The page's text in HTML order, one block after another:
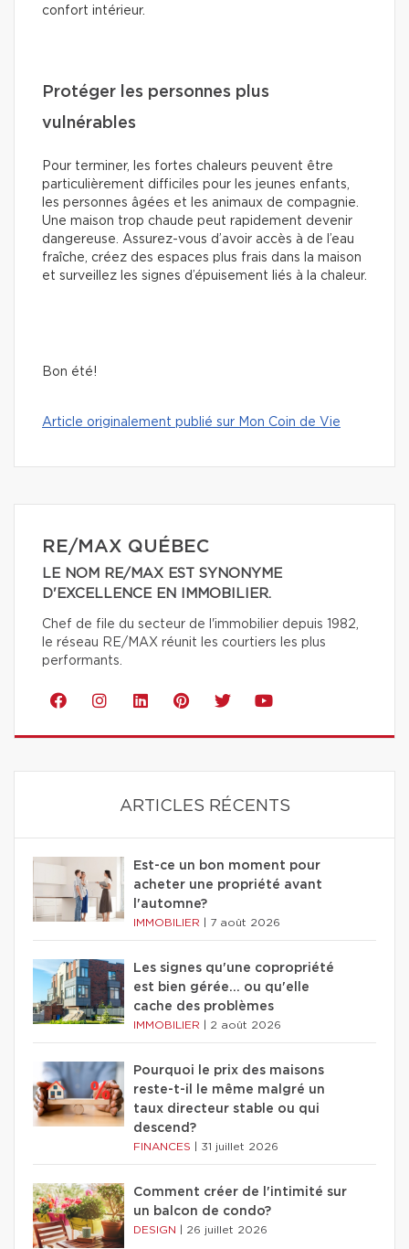
confort intérieur.
Protéger les personnes plus
vulnérables
Pour terminer, les fortes chaleurs peuvent être
particulièrement difficiles pour les jeunes enfants,
les personnes âgées et les animaux de compagnie.
Une maison trop chaude peut rapidement devenir
dangereuse. Assurez-vous d’avoir accès à de l’eau
fraîche, créez des espaces plus frais dans la maison
et surveillez les signes d’épuisement liés à la chaleur.
Bon été!
Article originalement publié sur Mon Coin de Vie
RE/MAX QUÉBEC
LE NOM RE/MAX EST SYNONYME
D'EXCELLENCE EN IMMOBILIER.
Chef de file du secteur de l'immobilier depuis 1982,
le réseau RE/MAX réunit les courtiers les plus
performants.
ARTICLES RÉCENTS
Est-ce un bon moment pour
acheter une propriété avant
l'automne?
IMMOBILIER 7 août 2026
Les signes qu'une copropriété
est bien gérée… ou qu'elle
cache des problèmes
IMMOBILIER 2 août 2026
Pourquoi le prix des maisons
reste-t-il le même malgré un
taux directeur stable ou qui
descend?
FINANCES 31 juillet 2026
Comment créer de l'intimité sur
un balcon de condo?
DESIGN 26 juillet 2026